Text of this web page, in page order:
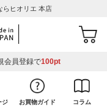
らヒオリエ 本店
会員登録で100pt
ジ お買物ガイド コラム